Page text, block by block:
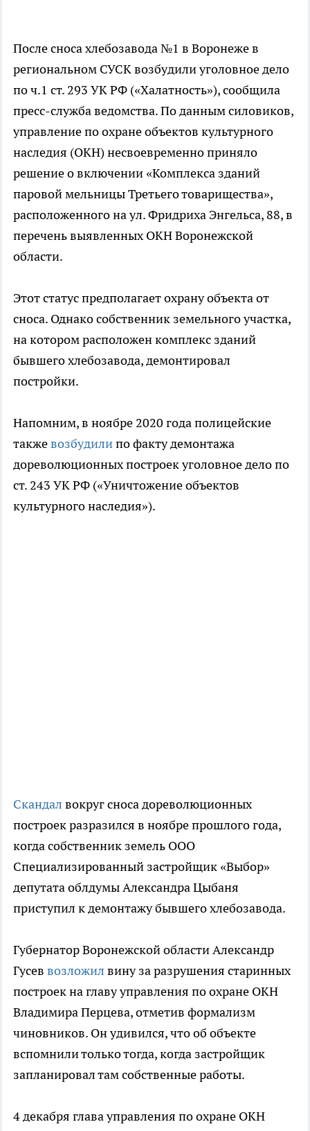
После сноса хлебозавода №1 в Воронеже в
региональном СУСК возбудили уголовное дело
по ч.1 ст. 293 УК РФ («Халатность»), сообщила
пресс-служба ведомства. По данным силовиков,
управление по охране объектов культурного
наследия (ОКН) несвоевременно приняло
решение о включении «Комплекса зданий
паровой мельницы Третьего товарищества»,
расположенного на ул. Фридриха Энгельса, 88, в
перечень выявленных ОКН Воронежской
области.
Этот статус предполагает охрану объекта от
сноса. Однако собственник земельного участка,
на котором расположен комплекс зданий
бывшего хлебозавода, демонтировал
постройки.
Напомним, в ноябре 2020 года полицейские
такжевозбудилипо факту демонтажа
дореволюционных построек уголовное дело по
ст. 243 УК РФ («Уничтожение объектов
культурного наследия»).
Скандал вокруг сноса дореволюционных
построек разразился в ноябре прошлого года,
когда собственник земель ООО
Специализированный застройщик «Выбор»
депутата облдумы Александра Цыбаня
приступил к демонтажу бывшего хлебозавода.
Губернатор Воронежской области Александр
Гусев возложил вину за разрушения старинных
построек на главу управления по охране ОКН
Владимира Перцева, отметив формализм
чиновников. Он удивился, что об объекте
вспомнили только тогда, когда застройщик
запланировал там собственные работы.
4 декабря глава управления по охране ОКН